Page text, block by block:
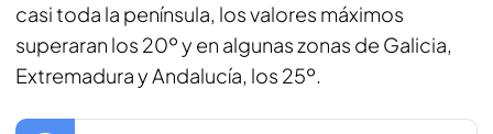
casi toda la península, los valores máximos
superaran los 20º y en algunas zonas de Galicia,
Extremadura y Andalucía, los 25º.